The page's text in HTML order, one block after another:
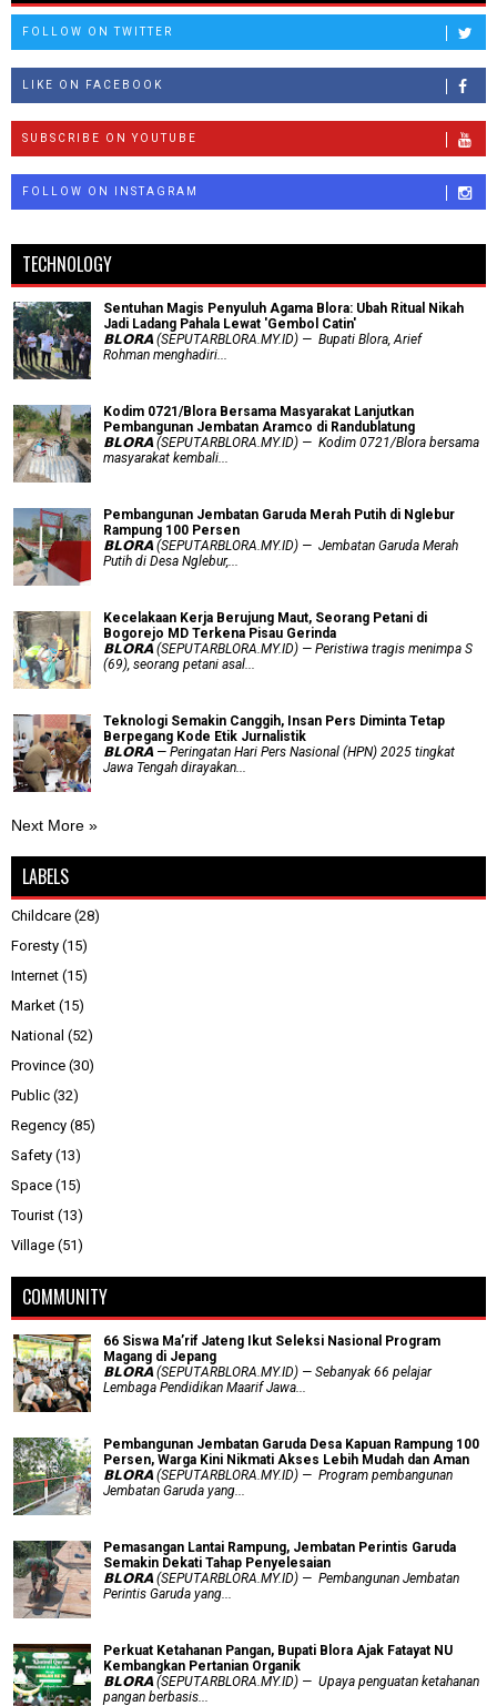
FOLLOW ON TWITTER
LIKE ON FACEBOOK
SUBSCRIBE ON YOUTUBE
FOLLOW ON INSTAGRAM
TECHNOLOGY
Sentuhan Magis Penyuluh Agama Blora: Ubah Ritual Nikah
Jadi Ladang Pahala Lewat 'Gembol Catin'
𝗕𝗟𝗢𝗥𝗔 (SEPUTARBLORA.MY.ID) — Bupati Blora, Arief
Rohman menghadiri...
Kodim 0721/Blora Bersama Masyarakat Lanjutkan
Pembangunan Jembatan Aramco di Randublatung
𝗕𝗟𝗢𝗥𝗔 (SEPUTARBLORA.MY.ID) — Kodim 0721/Blora bersama
masyarakat kembali...
Pembangunan Jembatan Garuda Merah Putih di Nglebur
Rampung 100 Persen
𝗕𝗟𝗢𝗥𝗔 (SEPUTARBLORA.MY.ID) — Jembatan Garuda Merah
Putih di Desa Nglebur,...
Kecelakaan Kerja Berujung Maut, Seorang Petani di
Bogorejo MD Terkena Pisau Gerinda
𝗕𝗟𝗢𝗥𝗔 (SEPUTARBLORA.MY.ID) — Peristiwa tragis menimpa S
(69), seorang petani asal...
Teknologi Semakin Canggih, Insan Pers Diminta Tetap
Berpegang Kode Etik Jurnalistik
𝗕𝗟𝗢𝗥𝗔 — Peringatan Hari Pers Nasional (HPN) 2025 tingkat
Jawa Tengah dirayakan...
Next More »
LABELS
Childcare (28)
Foresty (15)
Internet (15)
Market (15)
National (52)
Province (30)
Public (32)
Regency (85)
Safety (13)
Space (15)
Tourist (13)
Village (51)
COMMUNITY
66 Siswa Ma’rif Jateng Ikut Seleksi Nasional Program
Magang di Jepang
𝗕𝗟𝗢𝗥𝗔 (SEPUTARBLORA.MY.ID) — Sebanyak 66 pelajar
Lembaga Pendidikan Maarif Jawa...
Pembangunan Jembatan Garuda Desa Kapuan Rampung 100
Persen, Warga Kini Nikmati Akses Lebih Mudah dan Aman
𝗕𝗟𝗢𝗥𝗔 (SEPUTARBLORA.MY.ID) — Program pembangunan
Jembatan Garuda yang...
Pemasangan Lantai Rampung, Jembatan Perintis Garuda
Semakin Dekati Tahap Penyelesaian
𝗕𝗟𝗢𝗥𝗔 (SEPUTARBLORA.MY.ID) — Pembangunan Jembatan
Perintis Garuda yang...
​Perkuat Ketahanan Pangan, Bupati Blora Ajak Fatayat NU
Kembangkan Pertanian Organik
𝗕𝗟𝗢𝗥𝗔 (SEPUTARBLORA.MY.ID) — Upaya penguatan ketahanan
pangan berbasis...